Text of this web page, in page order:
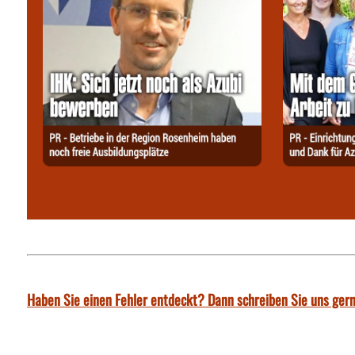
Haben Sie einen Fehler entdeckt? Dann schreiben Sie uns